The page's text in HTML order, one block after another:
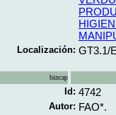
Localización: GT3.1/
bincap
Id: 4742
Autor: FAO*.